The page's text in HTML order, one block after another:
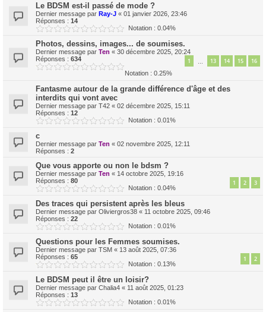
Le BDSM est-il passé de mode ?
Dernier message par Ray-J « 01 janvier 2026, 23:46
Réponses : 14
Notation : 0.04%
Photos, dessins, images... de soumises.
Dernier message par Ten « 30 décembre 2025, 20:24
Réponses : 634 1 13 14 15 16
Notation : 0.25%
Fantasme autour de la grande différence d'âge et des
interdits qui vont avec
Dernier message par T42 « 02 décembre 2025, 15:11
Réponses : 12
Notation : 0.01%
c
Dernier message par Ten « 02 novembre 2025, 12:11
Réponses : 2
Que vous apporte ou non le bdsm ?
Dernier message par Ten « 14 octobre 2025, 19:16
Réponses : 80 1 2 3
Notation : 0.04%
Des traces qui persistent après les bleus
Dernier message par Oliviergros38 « 11 octobre 2025, 09:46
Réponses : 22
Notation : 0.01%
Questions pour les Femmes soumises.
Dernier message par TSM « 13 août 2025, 07:36
Réponses : 65 1 2
Notation : 0.13%
Le BDSM peut il être un loisir?
Dernier message par Chalia4 « 11 août 2025, 01:23
Réponses : 13
Notation : 0.01%